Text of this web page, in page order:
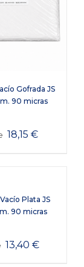
Gofrada JS
90 micras
18,15 €
Plata JS
90 micras
13,40€